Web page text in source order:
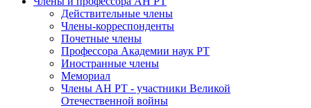
Действительные члены
Члены-корреспонденты
Почетные члены
Профессора Академии наук РТ
Иностранные члены
Мемориал
Члены АН РТ - участники Великой
Отечественной войны